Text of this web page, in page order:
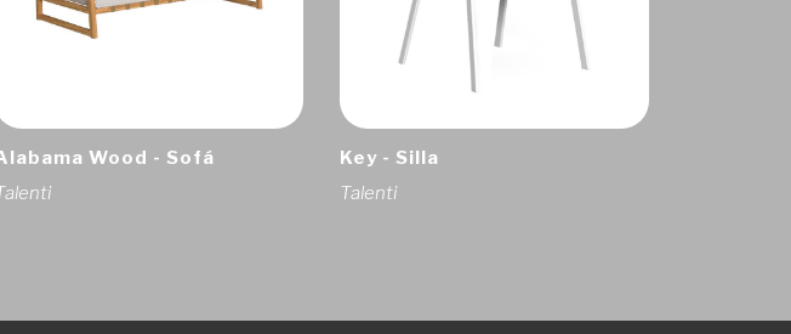
Wood - Sofá
Key - Silla
Talenti